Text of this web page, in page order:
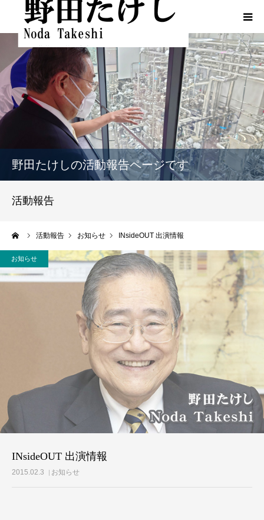
野田たけしの活動報告ページです
活動報告
活動報告 お知らせ INsideOUT 出演情報
お知らせ
INsideOUT 出演情報
2015.02.3 お知らせ
HOME
プロフィール
ふるさとでの実績
政策
動画一覧
活動レポート
ご意見・メール